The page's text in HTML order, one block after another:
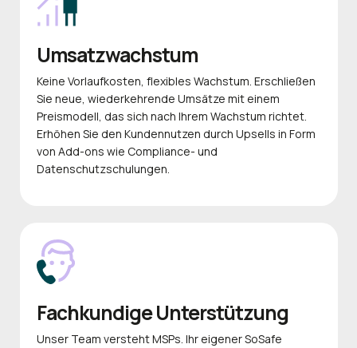
Umsatzwachstum
Keine Vorlaufkosten, flexibles Wachstum. Erschließen
Sie neue, wiederkehrende Umsätze mit einem
Preismodell, das sich nach Ihrem Wachstum richtet.
Erhöhen Sie den Kundennutzen durch Upsells in Form
von Add-ons wie Compliance- und
Datenschutzschulungen.
Fachkundige Unterstützung
Unser Team versteht MSPs. Ihr eigener SoSafe